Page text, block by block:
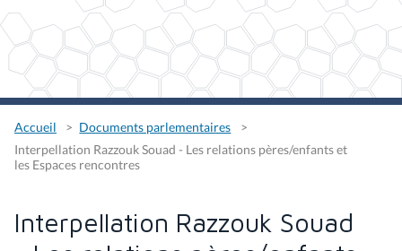
Accueil
Documents parlementaires
Interpellation Razzouk Souad - Les relations pères/enfants et
les Espaces rencontres
Interpellation Razzouk Souad